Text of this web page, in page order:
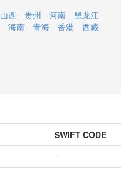
山西 贵州 河南
黑龙江
海南 青海 香港
西藏
SWIFT CODE
--